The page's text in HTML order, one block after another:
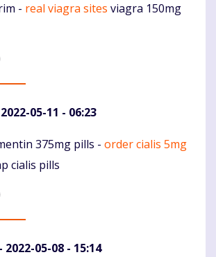
- real viagra sites viagra 150mg
05-11 - 06:23
375mg pills - order cialis 5mg
cialis pills
- 2022-05-08 - 15:14